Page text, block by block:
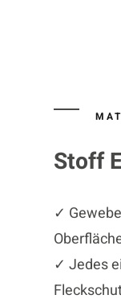
Stoff
✓
✓ Jedes